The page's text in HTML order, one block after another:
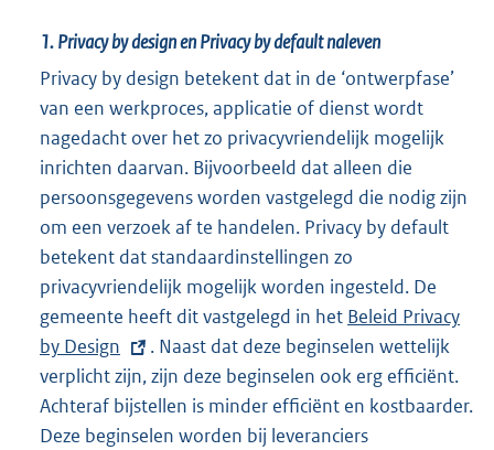
1.Privacy by design en Privacy by default naleven
Privacy by design betekent dat in de ‘ontwerpfase’
van een werkproces, applicatie of dienst wordt
nagedacht over het zo privacyvriendelijk mogelijk
inrichten daarvan. Bijvoorbeeld dat alleen die
persoonsgegevens worden vastgelegd die nodig zijn
om een verzoek af te handelen. Privacy by default
betekent dat standaardinstellingen zo
privacyvriendelijk mogelijk worden ingesteld. De
gemeente heeft dit vastgelegd in het E
x
t
e
r
Beleid Privacy
by Design
. Naast dat deze beginselen wettelijk
verplicht zijn, zijn deze beginselen ook erg efficiënt.
Achteraf bijstellen is minder efficiënt en kostbaarder.
Deze beginselen worden bij leveranciers